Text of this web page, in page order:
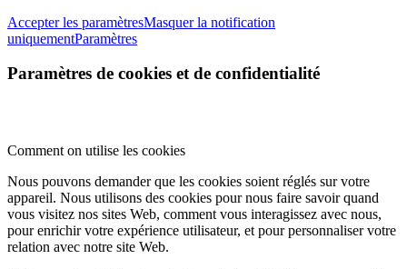
Accepter les paramètresMasquer la notification
uniquementParamètres
Paramètres de cookies et de confidentialité
Comment on utilise les cookies
Nous pouvons demander que les cookies soient réglés sur votre
appareil. Nous utilisons des cookies pour nous faire savoir quand
vous visitez nos sites Web, comment vous interagissez avec nous,
pour enrichir votre expérience utilisateur, et pour personnaliser votre
relation avec notre site Web.